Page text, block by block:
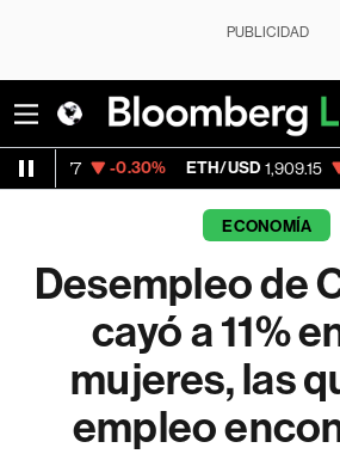
PUBLICIDAD
ETH/USD 1,909.15 -0.35%
ECONOMÍA
Desempleo de
cayó a 11%
mujeres, las
empleo